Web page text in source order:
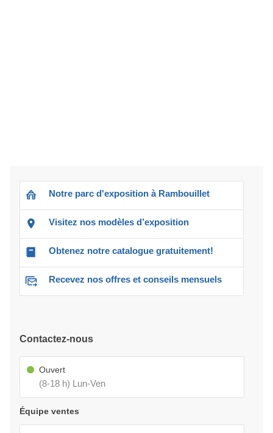
Notre parc d'exposition à Rambouillet
Visitez nos modèles d’exposition
Obtenez notre catalogue gratuitement!
Recevez nos offres et conseils mensuels
Contactez-nous
Ouvert
(8-18 h) Lun-Ven
Équipe ventes